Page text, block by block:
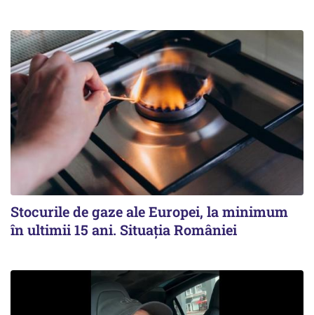
Stocurile de gaze ale Europei, la minimum
în ultimii 15 ani. Situația României